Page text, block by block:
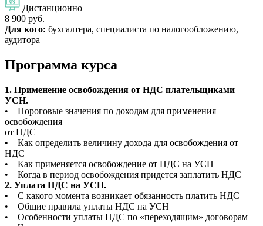
Дистанционно
8 900 руб.
Для кого: бухгалтера, специалиста по налогообложению,
аудитора
Программа курса
1. Применение освобождения от НДС плательщиками
УСН.
• Пороговые значения по доходам для применения
освобождения
от НДС
• Как определить величину дохода для освобождения от
НДС
• Как применяется освобождение от НДС на УСН
• Когда в период освобождения придется заплатить НДС
2. Уплата НДС на УСН.
• С какого момента возникает обязанность платить НДС
• Общие правила уплаты НДС на УСН
• Особенности уплаты НДС по «переходящим» договорам